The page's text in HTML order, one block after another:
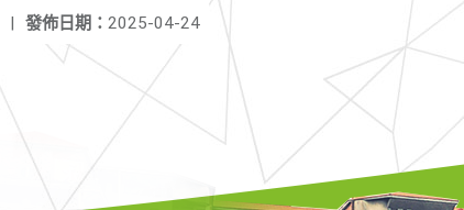
發佈日期： 2025-04-24
|